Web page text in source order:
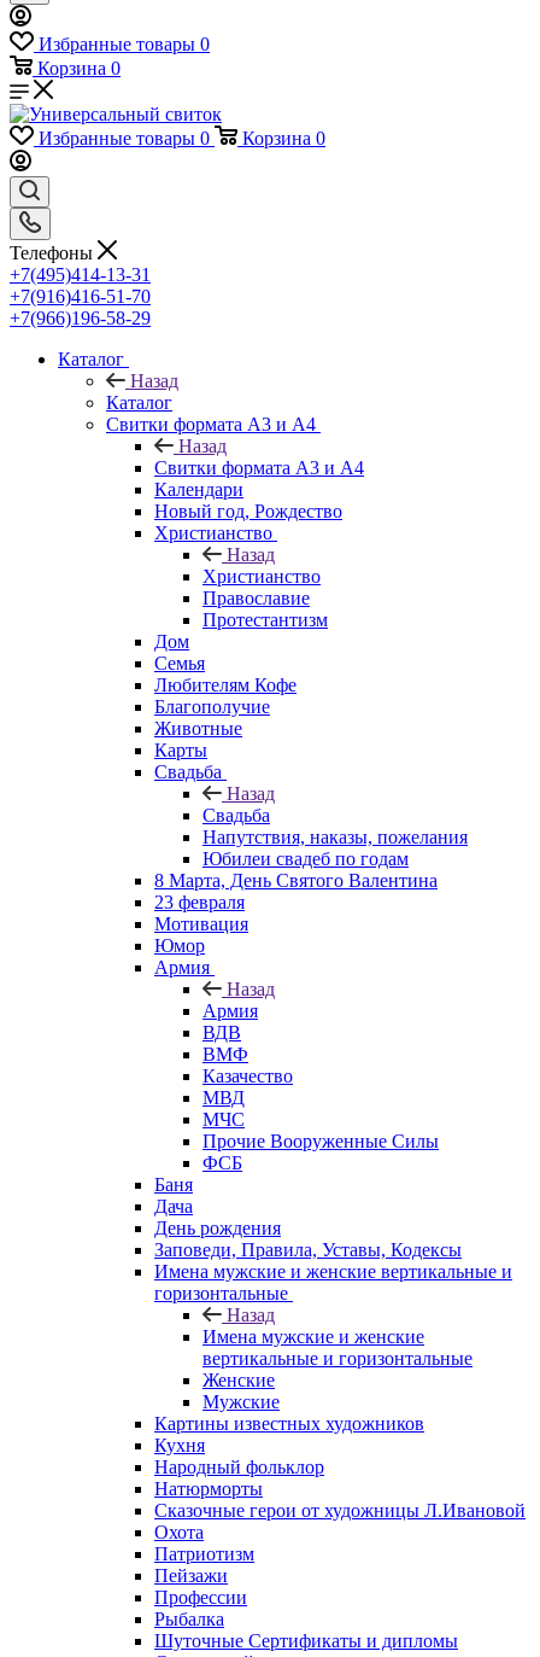
Избранные товары 0
Корзина 0
Избранные товары 0 Корзина 0
Телефоны
+7(495)414-13-31
+7(916)416-51-70
+7(966)196-58-29
Каталог
Назад
Каталог
Свитки формата А3 и А4
Назад
Свитки формата А3 и А4
Календари
Новый год, Рождество
Христианство
Назад
Христианство
Православие
Протестантизм
Дом
Семья
Любителям Кофе
Благополучие
Животные
Карты
Свадьба
Назад
Свадьба
Напутствия, наказы, пожелания
Юбилеи свадеб по годам
8 Марта, День Святого Валентина
23 февраля
Мотивация
Юмор
Армия
Назад
Армия
ВДВ
ВМФ
Казачество
МВД
МЧС
Прочие Вооруженные Силы
ФСБ
Баня
Дача
День рождения
Заповеди, Правила, Уставы, Кодексы
Имена мужские и женские вертикальные и
горизонтальные
Назад
Имена мужские и женские
вертикальные и горизонтальные
Женские
Мужские
Картины известных художников
Кухня
Народный фольклор
Натюрморты
Сказочные герои от художницы Л.Ивановой
Охота
Патриотизм
Пейзажи
Профессии
Рыбалка
Шуточные Сертификаты и дипломы